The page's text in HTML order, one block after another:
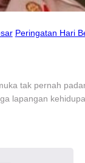
Peringatan Hari
tak pernah
lapangan